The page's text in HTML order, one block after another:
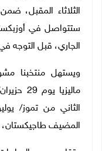
الثلاثاء المقبل،
ستتواصل في
الجاري، قبل التوجه
ويستهل منتخبنا
الثاني من تموز/
المضيف